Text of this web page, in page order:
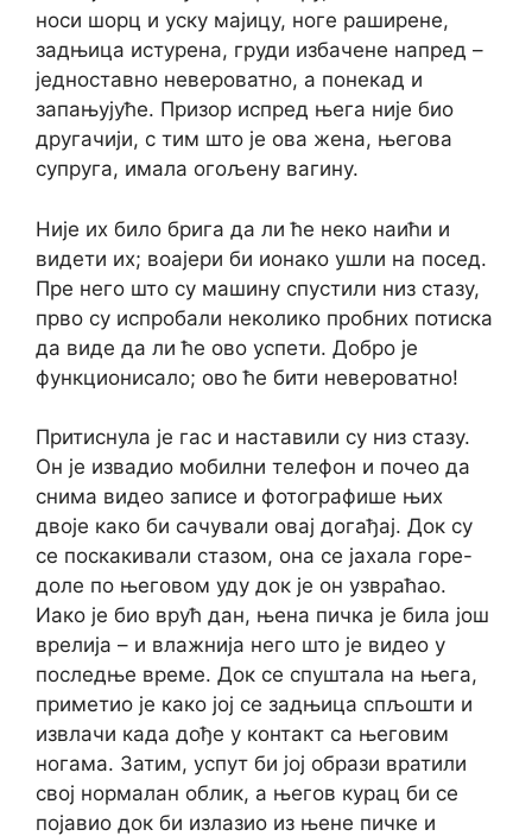
носи шорц и уску мајицу, ноге раширене,
задњица истурена, груди избачене напред –
једноставно невероватно, а понекад и
запањујуће. Призор испред њега није био
другачији, с тим што је ова жена, његова
супруга, имала огољену вагину.
Није их било брига да ли ће неко наићи и
видети их; воајери би ионако ушли на посед.
Пре него што су машину спустили низ стазу,
прво су испробали неколико пробних потиска
да виде да ли ће ово успети. Добро је
функционисало; ово ће бити невероватно!
Притиснула је гас и наставили су низ стазу.
Он је извадио мобилни телефон и почео да
снима видео записе и фотографише њих
двоје како би сачували овај догађај. Док су
се поскакивали стазом, она се јахала горе-
доле по његовом уду док је он узвраћао.
Иако је био врућ дан, њена пичка је била још
врелија – и влажнија него што је видео у
последње време. Док се спуштала на њега,
приметио је како јој се задњица спљошти и
извлачи када дође у контакт са његовим
ногама. Затим, успут би јој образи вратили
свој нормалан облик, а његов курац би се
појавио док би излазио из њене пичке и